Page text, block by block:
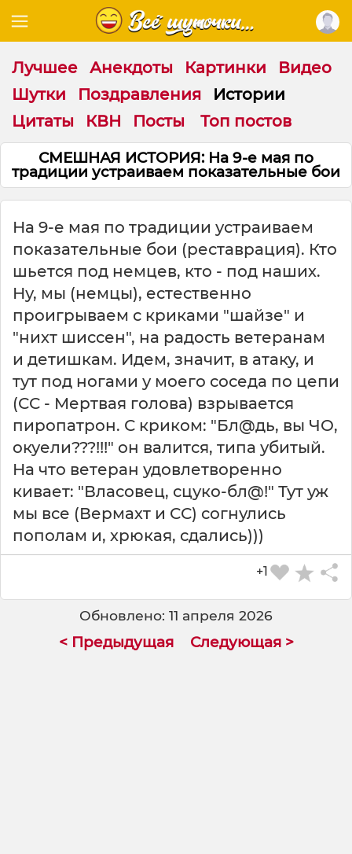
Лучшее Анекдоты Картинки
Видео
Шутки
Поздравления
Истории
Цитаты
КВН Посты Топ постов
СМЕШНАЯ ИСТОРИЯ: На 9-е мая по
традиции устраиваем показательные бои
На 9-е мая по традиции устраиваем
показательные бои (реставрация). Кто
шьется под немцев, кто - под наших.
Ну, мы (немцы), естественно
проигрываем с криками "шайзе" и
"нихт шиссен", на радость ветеранам
и детишкам. Идем, значит, в атаку, и
тут под ногами у моего соседа по цепи
(СС - Мертвая голова) взрывается
пиропатрон. С криком: "Бл@дь, вы ЧО,
окуели???!!!" он валится, типа убитый.
На что ветеран удовлетворенно
кивает: "Власовец, сцуко-бл@!" Тут уж
мы все (Вермахт и СС) согнулись
пополам и, хрюкая, сдались)))
+1
Обновлено: 11 апреля 2026
< Предыдущая Следующая >